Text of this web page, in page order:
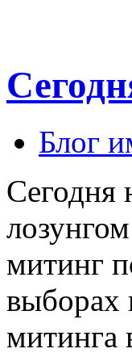
Блог
Сегодня
митинг
выборах
митинга